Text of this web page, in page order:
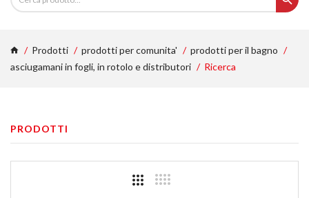
Prodotti prodotti per comunita'
prodotti per il bagno
asciugamani in fogli, in rotolo e distributori
Ricerca
PRODOTTI